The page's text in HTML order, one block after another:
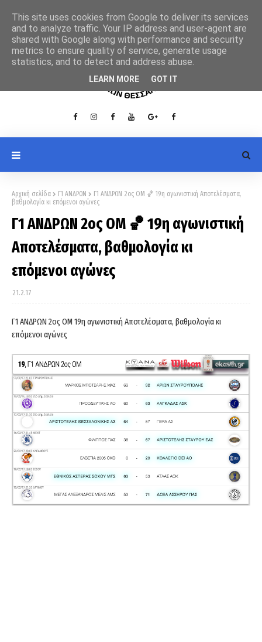
Αρχική σελίδα Γ1 ΑΝΔΡΩΝ
Γ1 ΑΝΔΡΩΝ 2ος ΟΜ 🏀 19η αγωνιστική Αποτελέσματα,
βαθμολογία κι επόμενοι αγώνες
Γ1 ΑΝΔΡΩΝ 2ος ΟΜ 🏀 19η αγωνιστική
Αποτελέσματα, βαθμολογία κι
επόμενοι αγώνες
21.2.17
Γ1 ΑΝΔΡΩΝ 2ος ΟΜ 19η αγωνιστική Αποτελέσματα, βαθμολογία κι
επόμενοι αγώνες
This site uses cookies from Google to deliver its services
and to analyze traffic. Your IP address and user-agent are
shared with Google along with performance and security
metrics to ensure quality of service, generate usage
statistics, and to detect and address abuse.
LEARN MORE GOT IT